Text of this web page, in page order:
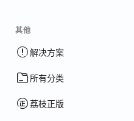
其他
解决方案
所有分类
荔枝正版